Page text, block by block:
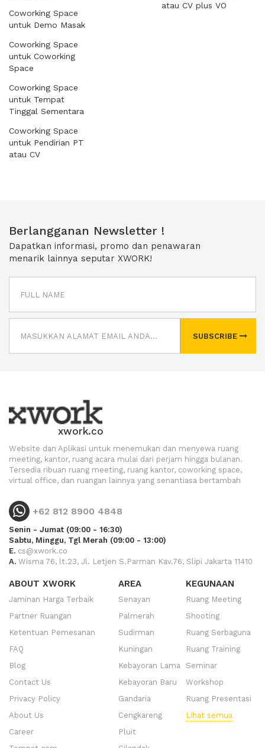
Coworking Space
untuk Demo Masak
Coworking Space
untuk Coworking
Space
Coworking Space
untuk Tempat
Tinggal Sementara
Coworking Space
untuk Pendirian PT
atau CV
atau CV plus VO
Berlangganan Newsletter !
Dapatkan informasi, promo dan penawaran
menarik lainnya seputar XWORK!
SUBSCRIBE
xwork.co
Website dan Aplikasi untuk menemukan dan menyewa ruang
meeting, kantor, ruang acara mulai dari perjam hingga bulanan.
Tersedia ribuan ruang meeting, ruang kantor, coworking space,
virtual office, dan ruangan lainnya yang senantiasa bertambah
+62 812 8900 4848
Senin - Jumat (09:00 - 16:30)
Sabtu, Minggu, Tgl Merah (09:00 - 13:00)
E. cs@xwork.co
A. Wisma 76, lt.23, Jl. Letjen S.Parman Kav.76, Slipi Jakarta 11410
ABOUT XWORK
Jaminan Harga Terbaik
Partner Ruangan
Ketentuan Pemesanan
FAQ
Blog
Contact Us
Privacy Policy
About Us
Career
AREA
Senayan
Palmerah
Sudirman
Kuningan
Kebayoran Lama
Kebayoran Baru
Gandaria
Cengkareng
Pluit
KEGUNAAN
Ruang Meeting
Shooting
Ruang Serbaguna
Ruang Training
Seminar
Workshop
Ruang Presentasi
Lihat semua